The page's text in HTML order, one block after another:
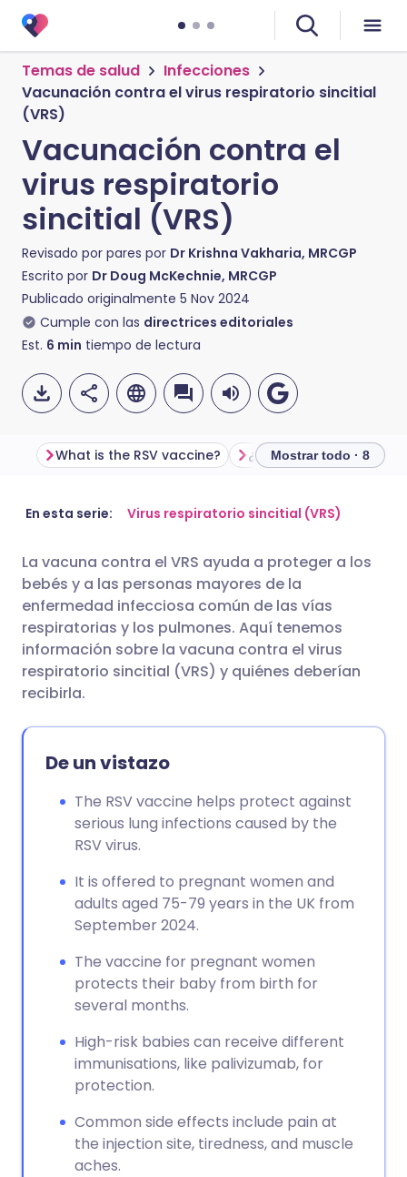
Temas de salud
Infecciones
Vacunación contra el virus respiratorio sincitial
(VRS)
Vacunación contra el
virus respiratorio
sincitial (VRS)
Revisado por pares por Dr Krishna Vakharia, MRCGP
Escrito por Dr Doug McKechnie, MRCGP
Publicado originalmente 5 Nov 2024
Cumple con las directrices editoriales
Est. 6 min tiempo de lectura
Compartir por correo
Compartir en Facebook
Compartir en LinkedIn
Copiar enlace
🇬🇧 English 🇩🇪 Deutsch
🇪🇸 Español 🇫🇷 Français
🇮🇹 Italiano 🇵🇹
🇮🇳 हिन्दी 🇮🇱 עברית
🇸🇦 عربي 🇸🇪 Svenska
What is the RSV vaccine? Mostrar todo · 8
En esta serie: Virus respiratorio sincitial (VRS)
La vacuna contra el VRS ayuda a proteger a los
bebés y a las personas mayores de la
enfermedad infecciosa común de las vías
respiratorias y los pulmones. Aquí tenemos
información sobre la vacuna contra el virus
respiratorio sincitial (VRS) y quiénes deberían
recibirla.
De un vistazo
The RSV vaccine helps protect against
serious lung infections caused by the
RSV virus.
It is offered to pregnant women and
adults aged 75-79 years in the UK from
September 2024.
The vaccine for pregnant women
protects their baby from birth for
several months.
High-risk babies can receive different
immunisations, like palivizumab, for
protection.
Common side effects include pain at
the injection site, tiredness, and muscle
aches.